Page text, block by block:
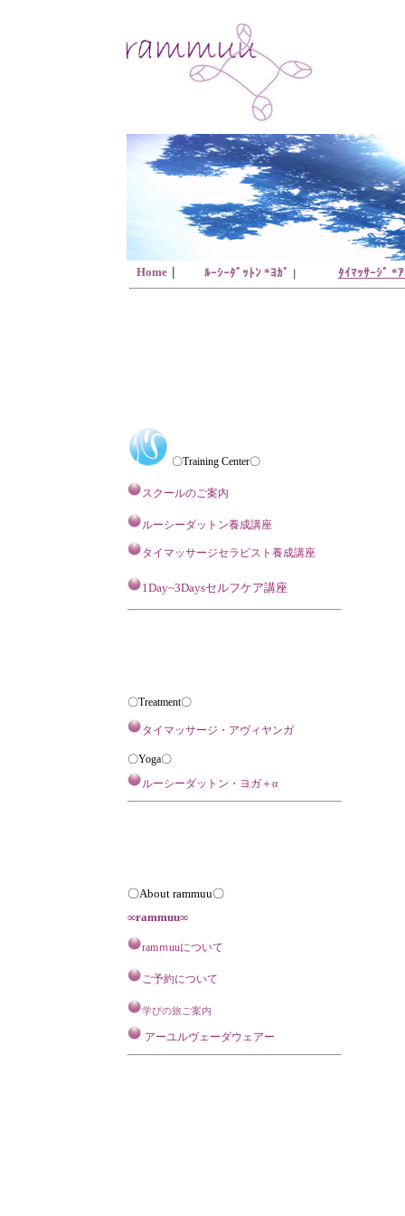
Home ﾙｰｼｰﾀﾞｯﾄﾝ *ﾖｶﾞ ﾀｲﾏｯｻｰｼﾞ *
〇Training Center〇
スクールのご案内
ルーシーダットン養成講座
タイマッサージセラピスト養成講座
1Day~3Daysセルフケア講座
〇Treatment〇
タイマッサージ・アヴィヤンガ
〇Yoga〇
ルーシーダットン・ヨガ＋α
〇About rammuu〇
∞rammuu∞
ramｍuuについて
ご予約について
学びの旅ご案内
アーユルヴェーダウェアー